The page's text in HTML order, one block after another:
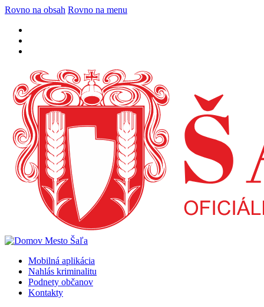
Rovno na obsah Rovno na menu
Mobilná aplikácia
Nahlás kriminalitu
Podnety občanov
Kontakty